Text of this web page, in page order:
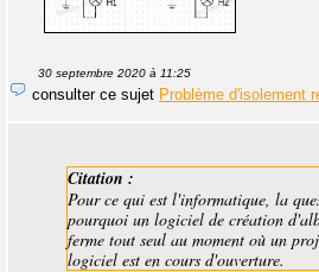
30 septembre 2020 à 11:25
consulter ce sujet Problème d'isolement
Citation :
Pour ce qui est l'informatique, la
pourquoi un logiciel de création
ferme tout seul au moment où un
logiciel est en cours d'ouverture.